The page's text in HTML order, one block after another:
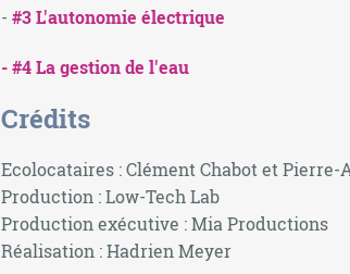
- #3 L'autonomie électrique
- #4 La gestion de l'eau
Crédits
Ecolocataires : Clément Chabot et Pierre-
Production : Low-Tech Lab
Production exécutive : Mia Productions
Réalisation : Hadrien Meyer